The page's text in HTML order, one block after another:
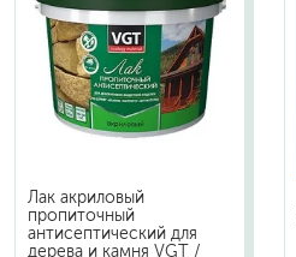
Лак акриловый
пропиточный
антисептический для
дерева и камня VGT /